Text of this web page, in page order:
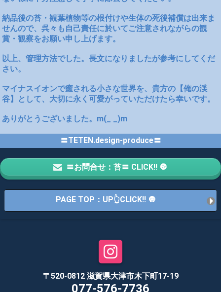
納品後の苔・観葉植物等の根付けや生体の死後補償は出来ま
せんので、呉々も自己責任に於いてご注意されながらの観
賞・観察をお願い申し上げます。
以上、管理方法でした。長文になりましたが参考にしてくだ
さい。
マイナスイオンで癒される小さな世界を、貴方の【俺の渓
谷】として、大切に永く可愛がっていただけたら幸いです。
ありがとうございました。m(_ _)m
〓TETEN.design-produce〓
〓お問合せ：苔〓 CLICK!! 🔘
PAGE TOP：UP👆CLICK!! 🔘
〒520-0812 滋賀県大津市木下町17-19
077-576-7736